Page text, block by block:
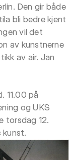
Den gir både
bli bedre kjent
vil det
av kunstnerne
av air. Jan
11.00 på
og UKS
torsdag 12.
kunst.